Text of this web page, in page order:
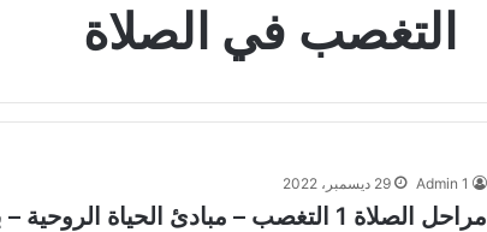
التغصب في الصلاة
Admin 1 29 ديسمبر، 2022
مراحل الصلاة 1 التغصب – مبادئ الحياة الروحية – بيت محبة الله الزيتونPDF